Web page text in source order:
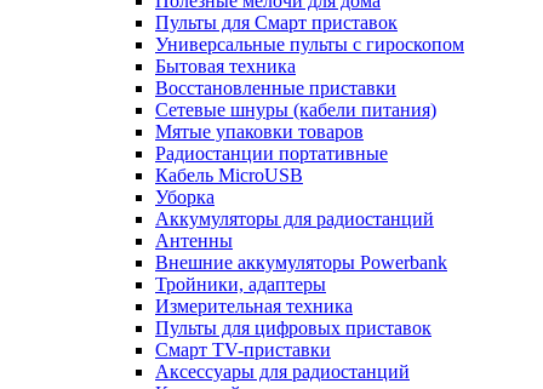
Пульты для Смарт приставок
Универсальные пульты с гироскопом
Бытовая техника
Восстановленные приставки
Сетевые шнуры (кабели питания)
Мятые упаковки товаров
Радиостанции портативные
Кабель MicroUSB
Уборка
Аккумуляторы для радиостанций
Антенны
Внешние аккумуляторы Powerbank
Тройники, адаптеры
Измерительная техника
Пульты для цифровых приставок
Смарт ТV-приставки
Аксессуары для радиостанций